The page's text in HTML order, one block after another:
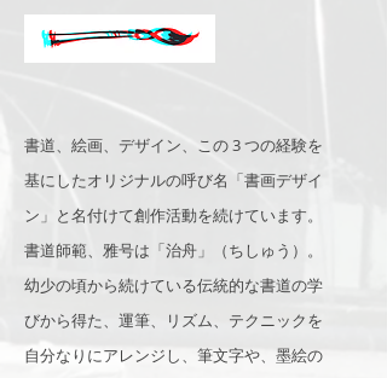
書道、絵画、デザイン、この 3 つの経験を
基にしたオリジナルの呼び名「書画デザイ
ン」と名付けて創作活動を続けています。
書道師範、雅号は「治舟」（ちしゅう）。
幼少の頃から続けている伝統的な書道の学
びから得た、運筆、リズム、テクニックを
自分なりにアレンジし、筆文字や、墨絵の